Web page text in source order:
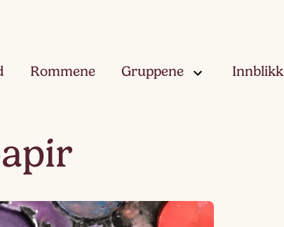
Rommene Gruppene
Toåringen
Innblikk
Haugskyan